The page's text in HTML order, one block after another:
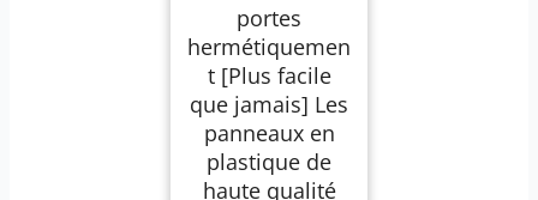
portes
hermétiquemen
t [Plus facile
que jamais] Les
panneaux en
plastique de
haute qualité